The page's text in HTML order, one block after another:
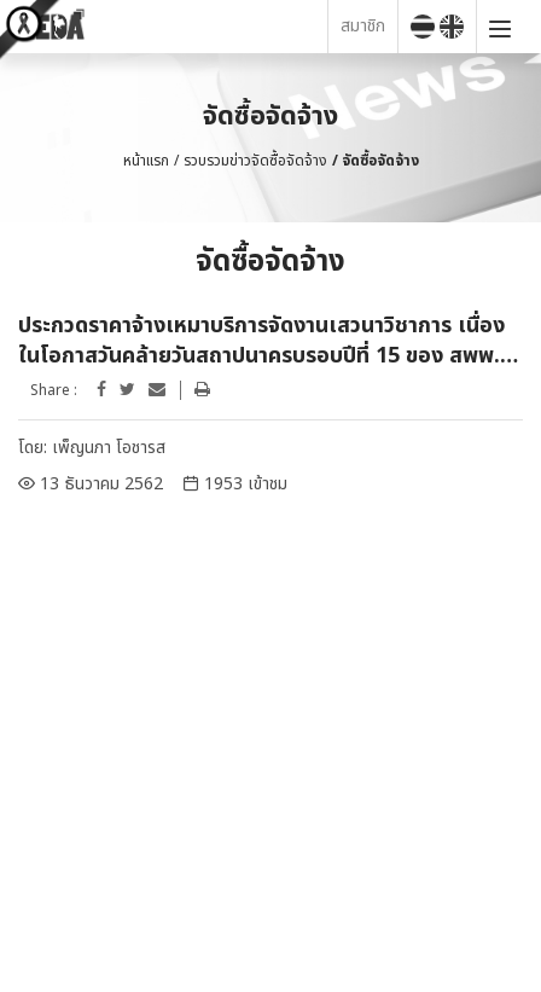
สมาชิก
จัดซื้อจัดจ้าง
หน้าแรก รวบรวมข่าวจัดซื้อจัดจ้าง จัดซื้อจัดจ้าง
จัดซื้อจัดจ้าง
ประกวดราคาจ้างเหมาบริการจัดงานเสวนาวิชาการ เนื่อง
ในโอกาสวันคล้ายวันสถาปนาครบรอบปีที่ 15 ของ สพพ.
ด้วยวิธีประกวดราคาอิเล็กทรอนิกส์ (e-bidding)
Share :
โดย: เพ็ญนภา โอชารส
13 ธันวาคม 2562
1953 เข้าชม